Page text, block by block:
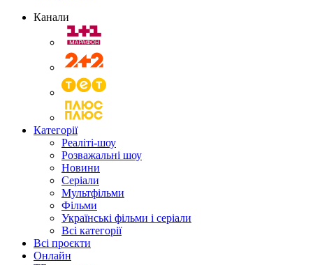
Канали
Категорії
Реаліті-шоу
Розважальні шоу
Новини
Серіали
Мультфільми
Фільми
Українські фільми і серіали
Всі категорії
Всі проєкти
Онлайн